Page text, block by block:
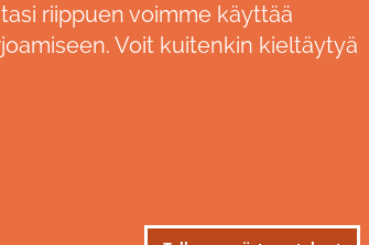
facebookyoutubeinstagram
riippuen voimme käyttää
Voit kuitenkin kieltäytyä